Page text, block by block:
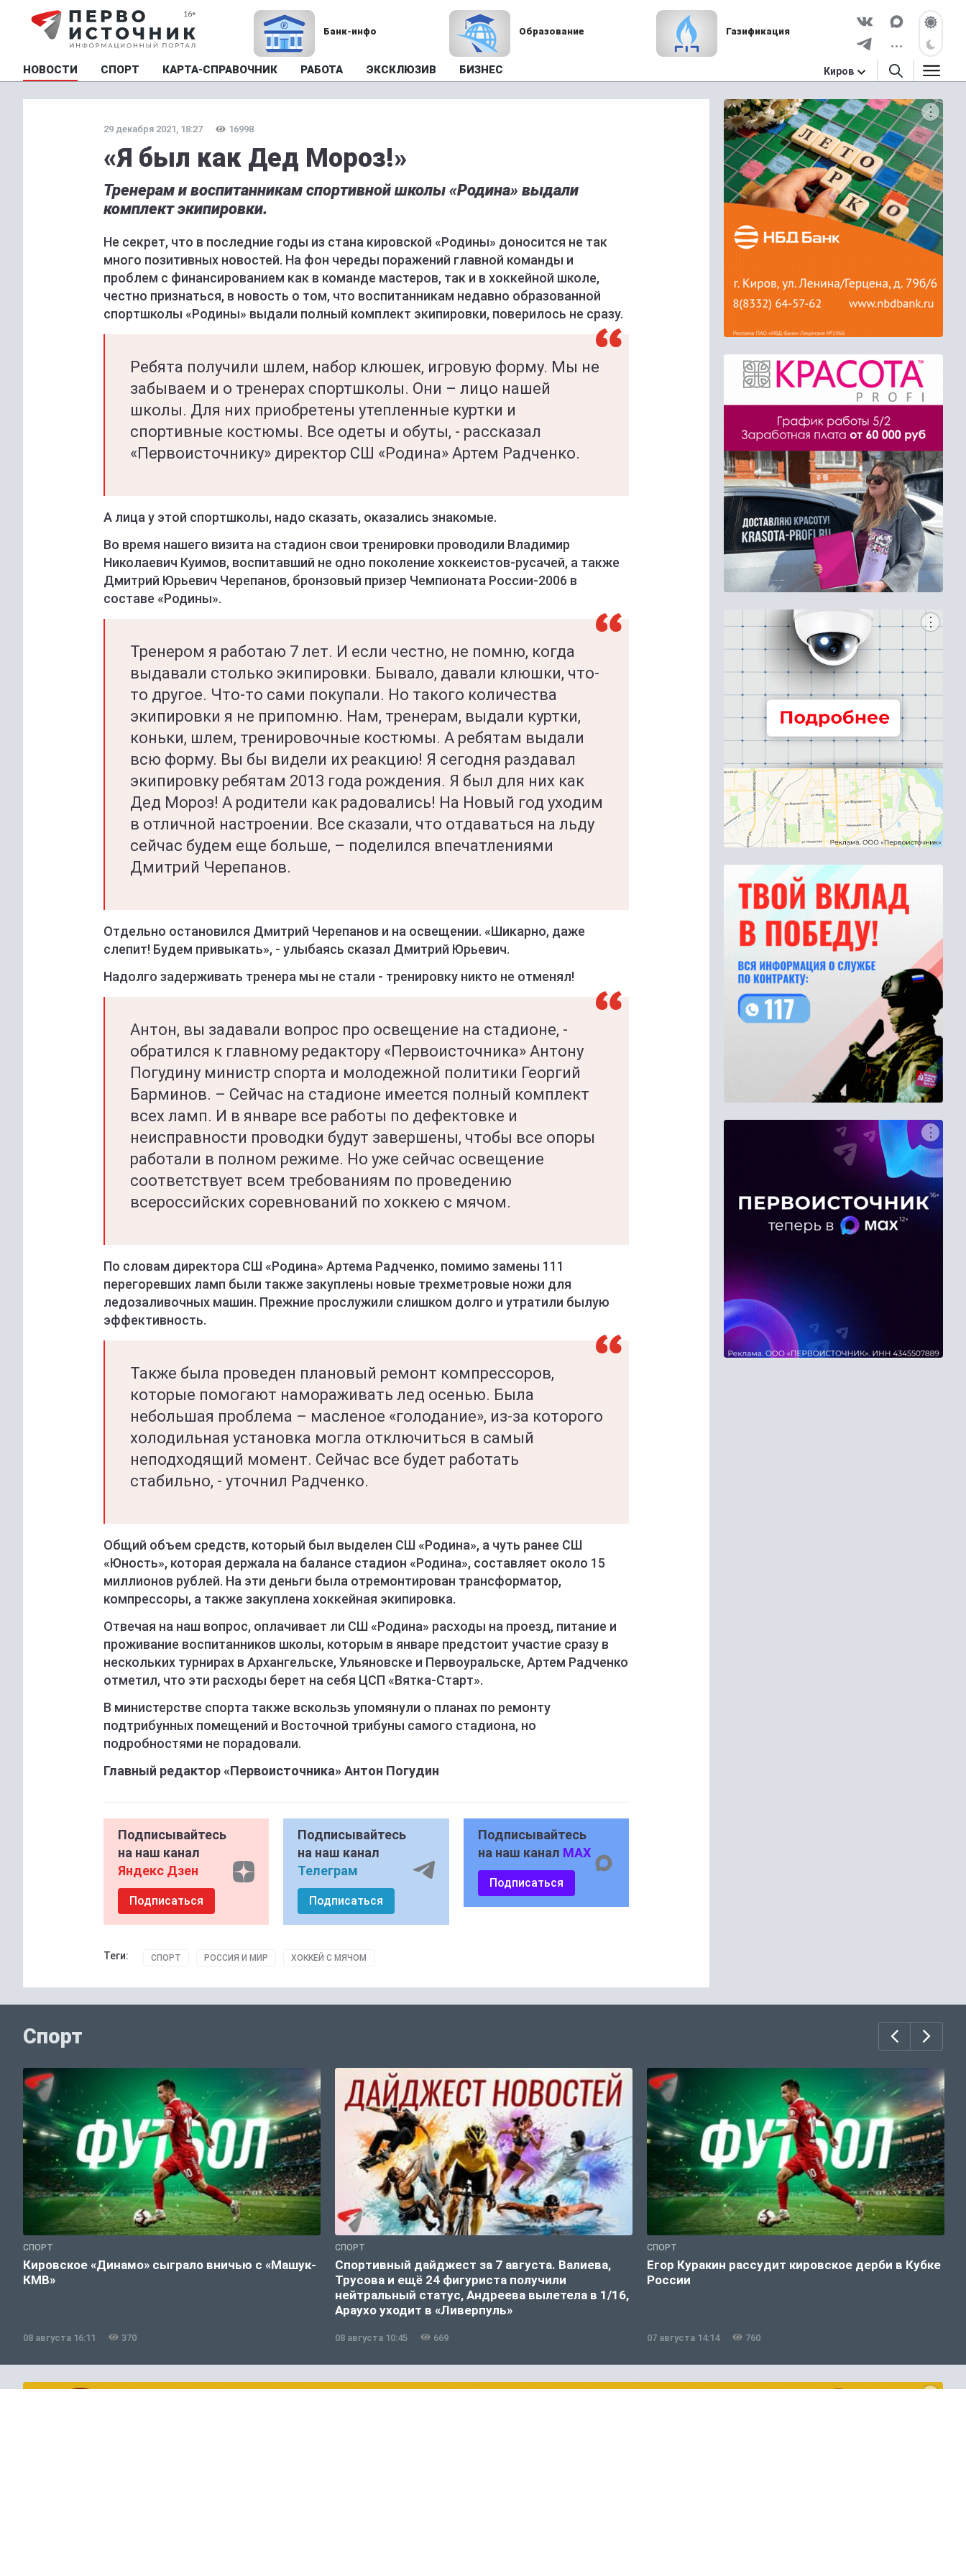
Банк-инфо Образование Газификация
НОВОСТИ СПОРТ КАРТА-СПРАВОЧНИК РАБОТА ЭКСКЛЮЗИВ БИЗНЕС Киров
29 декабря 2021, 18:27 16998
«Я был как Дед Мороз!»
Тренерам и воспитанникам спортивной школы «Родина» выдали
комплект экипировки.
Не секрет, что в последние годы из стана кировской «Родины» доносится не так
много позитивных новостей. На фон череды поражений главной команды и
проблем с финансированием как в команде мастеров, так и в хоккейной школе,
честно признаться, в новость о том, что воспитанникам недавно образованной
спортшколы «Родины» выдали полный комплект экипировки, поверилось не сразу.
Ребята получили шлем, набор клюшек, игровую форму. Мы не
забываем и о тренерах спортшколы. Они – лицо нашей
школы. Для них приобретены утепленные куртки и
спортивные костюмы. Все одеты и обуты, - рассказал
«Первоисточнику» директор СШ «Родина» Артем Радченко.
А лица у этой спортшколы, надо сказать, оказались знакомые.
Во время нашего визита на стадион свои тренировки проводили Владимир
Николаевич Куимов, воспитавший не одно поколение хоккеистов-русачей, а также
Дмитрий Юрьевич Черепанов, бронзовый призер Чемпионата России-2006 в
составе «Родины».
Тренером я работаю 7 лет. И если честно, не помню, когда
выдавали столько экипировки. Бывало, давали клюшки, что-
то другое. Что-то сами покупали. Но такого количества
экипировки я не припомню. Нам, тренерам, выдали куртки,
коньки, шлем, тренировочные костюмы. А ребятам выдали
всю форму. Вы бы видели их реакцию! Я сегодня раздавал
экипировку ребятам 2013 года рождения. Я был для них как
Дед Мороз! А родители как радовались! На Новый год уходим
в отличной настроении. Все сказали, что отдаваться на льду
сейчас будем еще больше, – поделился впечатлениями
Дмитрий Черепанов.
Отдельно остановился Дмитрий Черепанов и на освещении. «Шикарно, даже
слепит! Будем привыкать», - улыбаясь сказал Дмитрий Юрьевич.
Надолго задерживать тренера мы не стали - тренировку никто не отменял!
Антон, вы задавали вопрос про освещение на стадионе, -
обратился к главному редактору «Первоисточника» Антону
Погудину министр спорта и молодежной политики Георгий
Барминов. – Сейчас на стадионе имеется полный комплект
всех ламп. И в январе все работы по дефектовке и
неисправности проводки будут завершены, чтобы все опоры
работали в полном режиме. Но уже сейчас освещение
соответствует всем требованиям по проведению
всероссийских соревнований по хоккею с мячом.
По словам директора СШ «Родина» Артема Радченко, помимо замены 111
перегоревших ламп были также закуплены новые трехметровые ножи для
ледозаливочных машин. Прежние прослужили слишком долго и утратили былую
эффективность.
Также была проведен плановый ремонт компрессоров,
которые помогают намораживать лед осенью. Была
небольшая проблема – масленое «голодание», из-за которого
холодильная установка могла отключиться в самый
неподходящий момент. Сейчас все будет работать
стабильно, - уточнил Радченко.
Общий объем средств, который был выделен СШ «Родина», а чуть ранее СШ
«Юность», которая держала на балансе стадион «Родина», составляет около 15
миллионов рублей. На эти деньги была отремонтирован трансформатор,
компрессоры, а также закуплена хоккейная экипировка.
Отвечая на наш вопрос, оплачивает ли СШ «Родина» расходы на проезд, питание и
проживание воспитанников школы, которым в январе предстоит участие сразу в
нескольких турнирах в Архангельске, Ульяновске и Первоуральске, Артем Радченко
отметил, что эти расходы берет на себя ЦСП «Вятка-Старт».
В министерстве спорта также вскользь упомянули о планах по ремонту
подтрибунных помещений и Восточной трибуны самого стадиона, но
подробностями не порадовали.
Главный редактор «Первоисточника» Антон Погудин
Подписывайтесь
на наш канал
Яндекс Дзен
Подписаться
Подписывайтесь
на наш канал
Телеграм
Подписаться
Подписывайтесь
на наш канал MAX
Подписаться
Теги: СПОРТ РОССИЯ И МИР ХОККЕЙ С МЯЧОМ
Спорт
СПОРТ
Кировское «Динамо» сыграло вничью с «Машук-
КМВ»
08 августа 16:11 370
СПОРТ
Спортивный дайджест за 7 августа. Валиева,
Трусова и ещё 24 фигуриста получили
нейтральный статус, Андреева вылетела в 1/16,
Араухо уходит в «Ливерпуль»
08 августа 10:45 669
СПОРТ
Егор Куракин рассудит кировское дерби в Кубке
России
07 августа 14:14 760